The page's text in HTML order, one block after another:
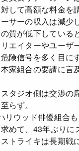
閉じる
して高額な料金を
サーの収入は減少
質が低下している
エイターやユーザ
険信号を多く目に
家組合の要請に言及
タジオ側は交渉の
らず。
リウッド俳優組合
めて、43年ぶりに
トライキは長期戦